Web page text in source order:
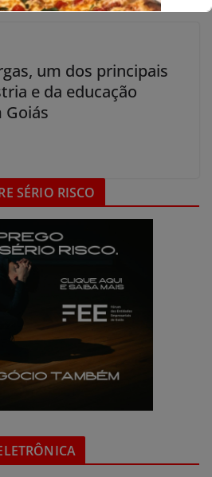
um dos principais
e da educação
Goiás
SÉRIO RISCO